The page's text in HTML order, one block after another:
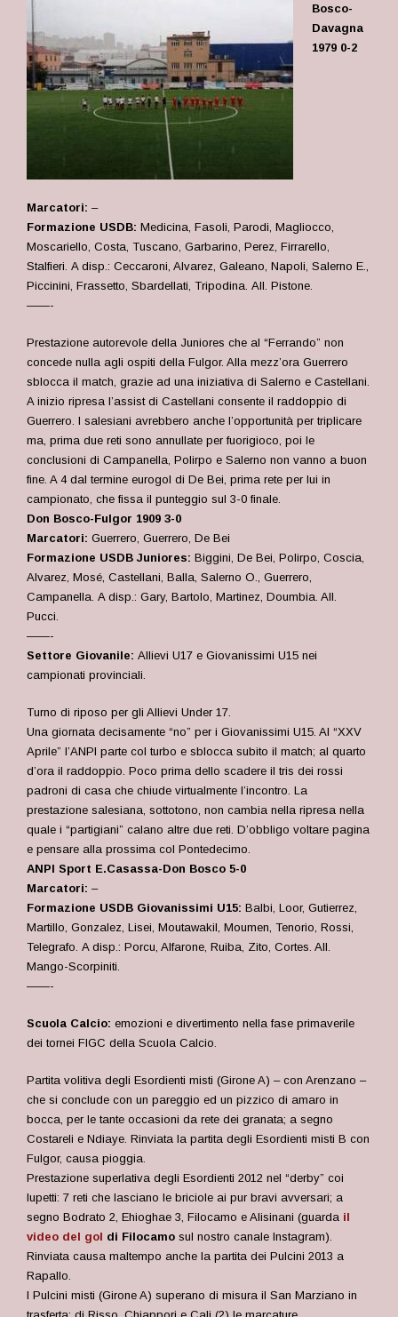
Bosco-
Davagna
1979 0-2
Marcatori: –
Formazione USDB: Medicina, Fasoli, Parodi, Magliocco,
Moscariello, Costa, Tuscano, Garbarino, Perez, Firrarello,
Stalfieri. A disp.: Ceccaroni, Alvarez, Galeano, Napoli, Salerno E.,
Piccinini, Frassetto, Sbardellati, Tripodina. All. Pistone.
——-
Prestazione autorevole della Juniores che al “Ferrando” non
concede nulla agli ospiti della Fulgor. Alla mezz’ora Guerrero
sblocca il match, grazie ad una iniziativa di Salerno e Castellani.
A inizio ripresa l’assist di Castellani consente il raddoppio di
Guerrero. I salesiani avrebbero anche l’opportunità per triplicare
ma, prima due reti sono annullate per fuorigioco, poi le
conclusioni di Campanella, Polirpo e Salerno non vanno a buon
fine. A 4 dal termine eurogol di De Bei, prima rete per lui in
campionato, che fissa il punteggio sul 3-0 finale.
Don Bosco-Fulgor 1909 3-0
Marcatori: Guerrero, Guerrero, De Bei
Formazione USDB Juniores: Biggini, De Bei, Polirpo, Coscia,
Alvarez, Mosé, Castellani, Balla, Salerno O., Guerrero,
Campanella. A disp.: Gary, Bartolo, Martinez, Doumbia. All.
Pucci.
——-
Settore Giovanile: Allievi U17 e Giovanissimi U15 nei
campionati provinciali.
Turno di riposo per gli Allievi Under 17
Una giornata decisamente “no” per i Giovanissimi U15. Al “XXV
Aprile” l’ANPI parte col turbo e sblocca subito il match; al quarto
d’ora il raddoppio. Poco prima dello scadere il tris dei rossi
padroni di casa che chiude virtualmente l’incontro. La
prestazione salesiana, sottotono, non cambia nella ripresa nella
quale i “partigiani” calano altre due reti. D’obbligo voltare pagina
e pensare alla prossima col Pontedecimo.
ANPI Sport E.Casassa-Don Bosco 5-0
Marcatori: –
Formazione USDB Giovanissimi U15: Balbi, Loor, Gutierrez,
Martillo, Gonzalez, Lisei, Moutawakil, Moumen, Tenorio, Rossi,
Telegrafo. A disp.: Porcu, Alfarone, Ruiba, Zito, Cortes. All.
Mango-Scorpiniti.
——-
Scuola Calcio: emozioni e divertimento nella fase primaverile
dei tornei FIGC della Scuola Calcio.
Partita volitiva degli Esordienti misti (Girone A) – con Arenzano –
che si conclude con un pareggio ed un pizzico di amaro in
bocca, per le tante occasioni da rete dei granata; a segno
Costareli e Ndiaye. Rinviata la partita degli Esordienti misti B con
Fulgor, causa pioggia.
Prestazione superlativa degli Esordienti 2012 nel “derby” coi
lupetti: 7 reti che lasciano le briciole ai pur bravi avversari; a
segno Bodrato 2, Ehioghae 3, Filocamo e Alisinani (guarda il
video del gol di Filocamo sul nostro canale Instagram).
Rinviata causa maltempo anche la partita dei Pulcini 2013 a
Rapallo.
I Pulcini misti (Girone A) superano di misura il San Marziano in